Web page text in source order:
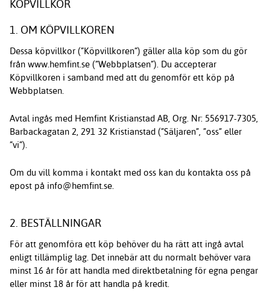
KÖPVILLKOR
1. OM KÖPVILLKOREN
Dessa köpvillkor (”Köpvillkoren”) gäller alla köp som du gör
från www.hemfint.se (”Webbplatsen”). Du accepterar
Köpvillkoren i samband med att du genomför ett köp på
Webbplatsen.
Avtal ingås med Hemfint Kristianstad AB, Org. Nr: 556917-7305,
Barbackagatan 2, 291 32 Kristianstad (”Säljaren”, ”oss” eller
”vi”).
Om du vill komma i kontakt med oss kan du kontakta oss på
epost på info@hemfint.se.
2. BESTÄLLNINGAR
För att genomföra ett köp behöver du ha rätt att ingå avtal
enligt tillämplig lag. Det innebär att du normalt behöver vara
minst 16 år för att handla med direktbetalning för egna pengar
eller minst 18 år för att handla på kredit.